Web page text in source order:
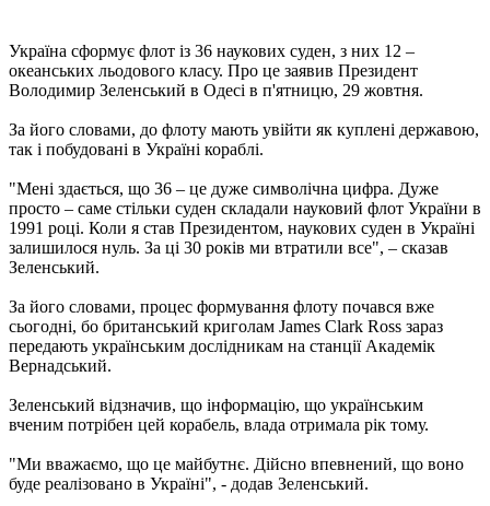
Україна сформує флот із 36 наукових суден, з них 12 –
океанських льодового класу. Про це заявив Президент
Володимир Зеленський в Одесі в п'ятницю, 29 жовтня.
За його словами, до флоту мають увійти як куплені державою,
так і побудовані в Україні кораблі.
"Мені здається, що 36 – це дуже символічна цифра. Дуже
просто – саме стільки суден складали науковий флот України в
1991 році. Коли я став Президентом, наукових суден в Україні
залишилося нуль. За ці 30 років ми втратили все", – сказав
Зеленський.
За його словами, процес формування флоту почався вже
сьогодні, бо британський криголам James Clark Ross зараз
передають українським дослідникам на станції Академік
Вернадський.
Зеленський відзначив, що інформацію, що українським
вченим потрібен цей корабель, влада отримала рік тому.
"Ми вважаємо, що це майбутнє. Дійсно впевнений, що воно
буде реалізовано в Україні", - додав Зеленський.